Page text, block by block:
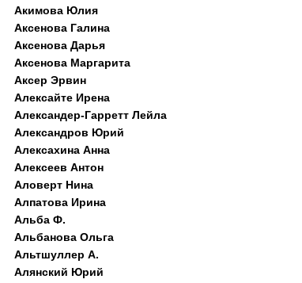
Акимова Юлия
Аксенова Галина
Аксенова Дарья
Аксенова Маргарита
Аксер Эрвин
Алексайте Ирена
Александер-Гарретт Лейла
Александров Юрий
Алексахина Анна
Алексеев Антон
Аловерт Нина
Алпатова Ирина
Альба Ф.
Альбанова Ольга
Альтшуллер А.
Алянский Юрий